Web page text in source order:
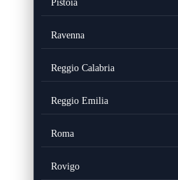
Pistoia
Ravenna
Reggio Calabria
Reggio Emilia
Roma
Rovigo